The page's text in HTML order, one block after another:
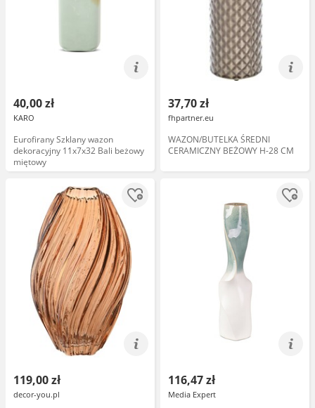
40,00 zł
KARO
Eurofirany Szklany wazon
dekoracyjny 11x7x32 Bali beżowy
miętowy
37,70 zł
fhpartner.eu
WAZON/BUTELKA ŚREDNI
CERAMICZNY BEŻOWY H-28 CM
119,00 zł
decor-you.pl
116,47 zł
Media Expert